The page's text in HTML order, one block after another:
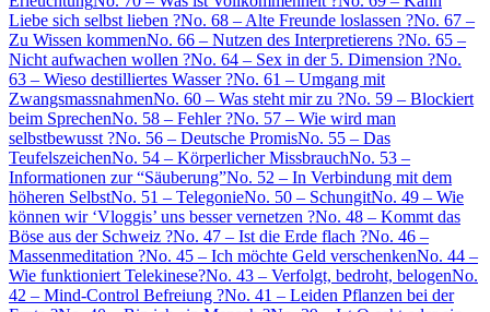
Liebe sich selbst lieben ?No. 68 – Alte Freunde loslassen ?No. 67 –
Zu Wissen kommenNo. 66 – Nutzen des Interpretierens ?No. 65 –
Nicht aufwachen wollen ?No. 64 – Sex in der 5. Dimension ?No.
63 – Wieso destilliertes Wasser ?No. 61 – Umgang mit
ZwangsmassnahmenNo. 60 – Was steht mir zu ?No. 59 – Blockiert
beim SprechenNo. 58 – Fehler ?No. 57 – Wie wird man
selbstbewusst ?No. 56 – Deutsche PromisNo. 55 – Das
TeufelszeichenNo. 54 – Körperlicher MissbrauchNo. 53 –
Informationen zur “Säuberung”No. 52 – In Verbindung mit dem
höheren SelbstNo. 51 – TelegonieNo. 50 – SchungitNo. 49 – Wie
können wir ‘Vloggis’ uns besser vernetzen ?No. 48 – Kommt das
Böse aus der Schweiz ?No. 47 – Ist die Erde flach ?No. 46 –
Massenmeditation ?No. 45 – Ich möchte Geld verschenkenNo. 44 –
Wie funktioniert Telekinese?No. 43 – Verfolgt, bedroht, belogenNo.
42 – Mind-Control Befreiung ?No. 41 – Leiden Pflanzen bei der